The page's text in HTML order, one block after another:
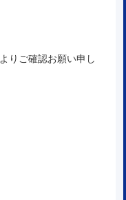
よりご確認お願い申し